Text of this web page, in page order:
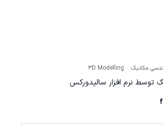
مکانیک 3D Modelling
توسط نرم افزار سالیدورکس